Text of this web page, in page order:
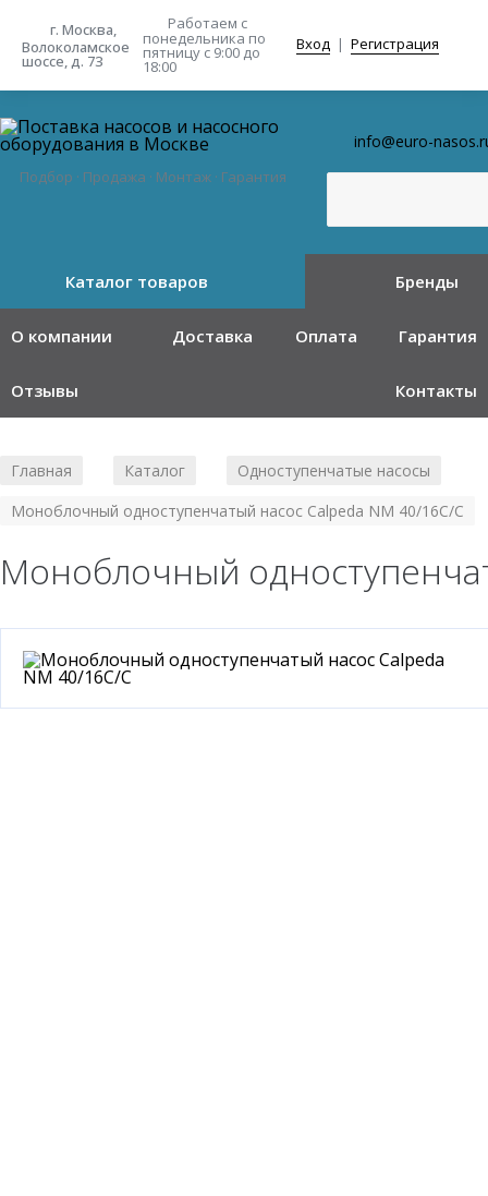
г. Москва,
Волоколамское
шоссе, д. 73
Работаем с
понедельника по
пятницу с 9:00 до
18:00
Вход | Регистрация
Подбор · Продажа · Монтаж · Гарантия
info@euro-
Каталог товаров Бренды
О компании Доставка Оплата Гарантия
Отзывы Контакты
Главная Каталог Одноступенчатые насосы
Моноблочный одноступенчатый насос Calpeda NM 40/16C/C
Моноблочный